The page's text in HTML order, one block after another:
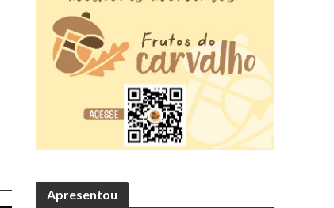
Apresentou